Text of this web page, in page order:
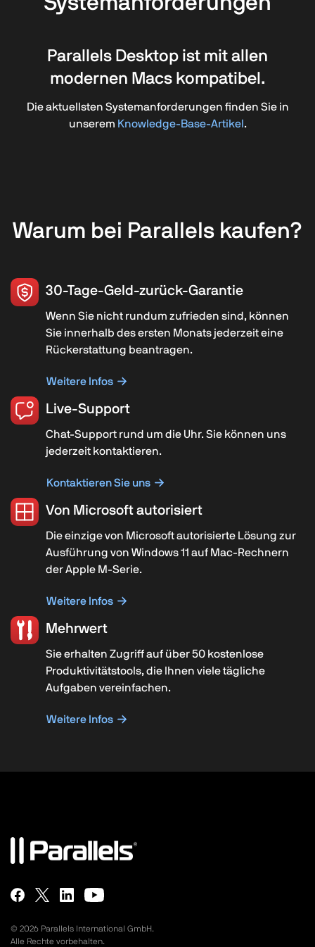
Parallels Desktop ist mit allen
modernen Macs kompatibel.
Die aktuellsten Systemanforderungen finden Sie in
unserem Knowledge-Base-Artikel .
Warum bei Parallels kaufen?
30-Tage-Geld-zurück-Garantie
Wenn Sie nicht rundum zufrieden sind, können
Sie innerhalb des ersten Monats jederzeit eine
Rückerstattung beantragen.
Weitere Infos
Live-Support
Chat-Support rund um die Uhr. Sie können uns
jederzeit kontaktieren.
Kontaktieren Sie uns
Von Microsoft autorisiert
Die einzige von Microsoft autorisierte Lösung zur
Ausführung von Windows 11 auf Mac-Rechnern
der Apple M-Serie.
Weitere Infos
Mehrwert
Sie erhalten Zugriff auf über 50 kostenlose
Produktivitätstools, die Ihnen viele tägliche
Aufgaben vereinfachen.
Weitere Infos
© 2026 Parallels International GmbH.
Alle Rechte vorbehalten.